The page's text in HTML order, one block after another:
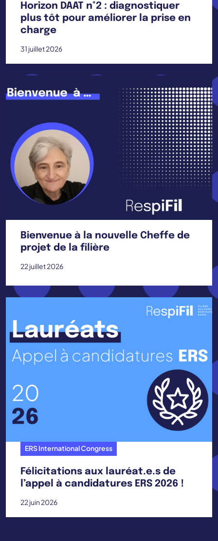
Horizon DAAT n°2 : diagnostiquer
plus tôt pour améliorer la prise en
charge
31 juillet 2026
Bienvenue à la nouvelle Cheffe de
projet de la filière
22 juillet 2026
ERS International Congress
Félicitations aux lauréat.e.s de
l’appel à candidatures ERS 2026 !
22 juin 2026